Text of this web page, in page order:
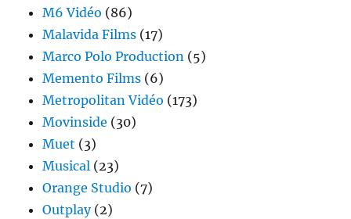
M6 Vidéo (86)
Malavida Films (17)
Marco Polo Production (5)
Memento Films (6)
Metropolitan Vidéo (173)
Movinside (30)
Muet (3)
Musical (23)
Orange Studio (7)
Outplay(2)